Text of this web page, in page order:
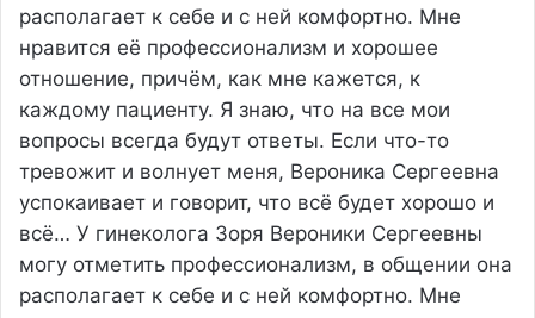
располагает к себе и с ней комфортно. Мне
нравится её профессионализм и хорошее
отношение, причём, как мне кажется, к
каждому пациенту. Я знаю, что на все мои
вопросы всегда будут ответы. Если что-то
тревожит и волнует меня, Вероника Сергеевна
успокаивает и говорит, что всё будет хорошо и
всё… У гинеколога Зоря Вероники Сергеевны
могу отметить профессионализм, в общении она
располагает к себе и с ней комфортно. Мне